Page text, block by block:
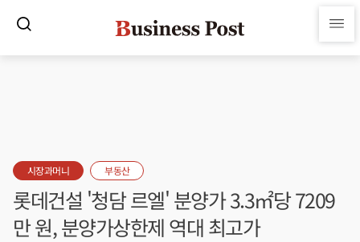
시장과머니 부동산
롯데건설 '청담 르엘' 분양가 3.3㎡당 7209
만 원, 분양가상한제 역대 최고가